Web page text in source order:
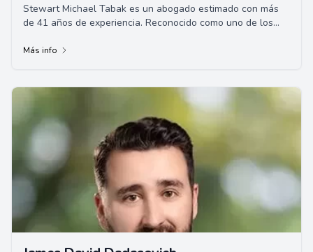
Stewart Michael Tabak es un abogado estimado con más
de 41 años de experiencia. Reconocido como uno de los
Más info